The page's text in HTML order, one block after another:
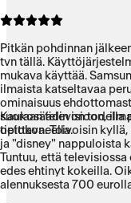
Pitkän pohdinnan
tvn tällä.
mukava käyttää.
ilmaista katseltavaa
ominaisuus
suoraan televisioon,
tietokoneella.
Kaukosäädin on todella
opittava. Toivoisin
ja "disney" nappuloista
Tuntuu, että
edes ehtinyt kokeilla.
alennuksesta 700